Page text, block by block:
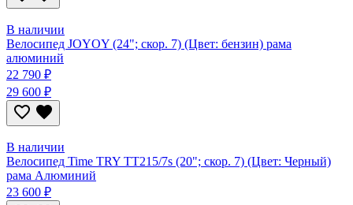
В наличии
Велосипед JOYOY (24"; скор. 7) (Цвет: бензин) рама
алюминий
22 790 ₽
29 600 ₽
В наличии
Велосипед Time TRY TT215/7s (20"; скор. 7) (Цвет: Черный)
рама Алюминий
23 600 ₽